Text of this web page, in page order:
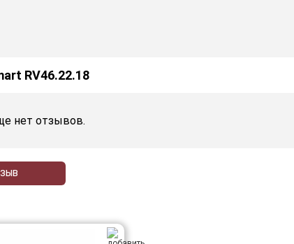
RV46.22.18
нет отзывов.